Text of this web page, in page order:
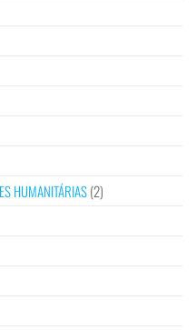
HUMANITÁRIAS(2)